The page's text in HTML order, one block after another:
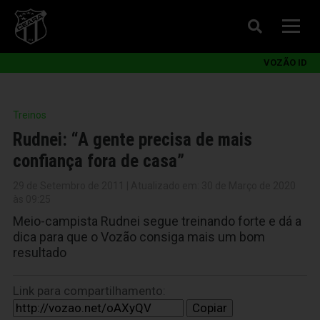
VOZÃO ID
Treinos
Rudnei: “A gente precisa de mais
confiança fora de casa”
Meio-campista Rudnei segue treinando forte e dá a
dica para que o Vozão consiga mais um bom
resultado
Link para compartilhamento:
Copiar